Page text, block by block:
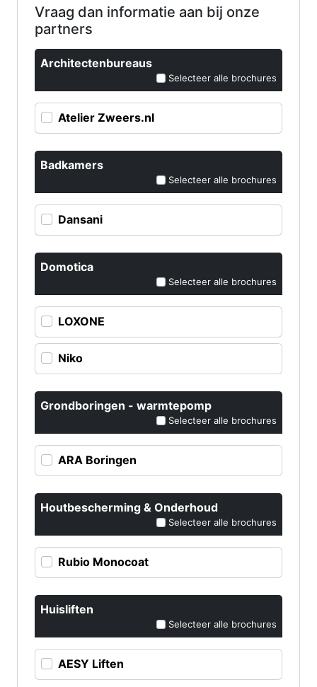
Vraag dan informatie aan bij onze
partners
Architectenbureaus
Selecteer alle brochures
Atelier Zweers.nl
Badkamers
Selecteer alle brochures
Dansani
Domotica
Selecteer alle brochures
LOXONE
Niko
Grondboringen - warmtepomp
Selecteer alle brochures
ARA Boringen
Houtbescherming & Onderhoud
Selecteer alle brochures
Rubio Monocoat
Huisliften
Selecteer alle brochures
AESY Liften